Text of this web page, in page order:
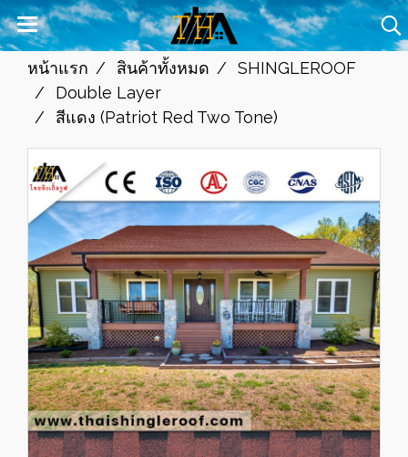
หน้าแรก สินค้าทั้งหมด
SHINGLEROOF
Double Layer
สีแดง (Patriot Red Two Tone)